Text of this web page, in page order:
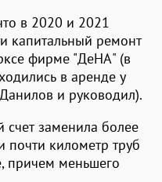
в 2020 и 2021
капитальный ремонт
фирме "ДеНА" (в
в аренде у
и руководил).
счет заменила более
почти километр труб
причем меньшего